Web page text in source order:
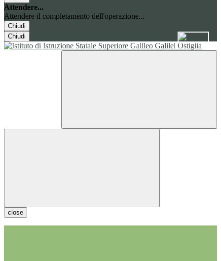
Attendere...
Attendere il completamento dell'operazione...
Chiudi
Chiudi
close